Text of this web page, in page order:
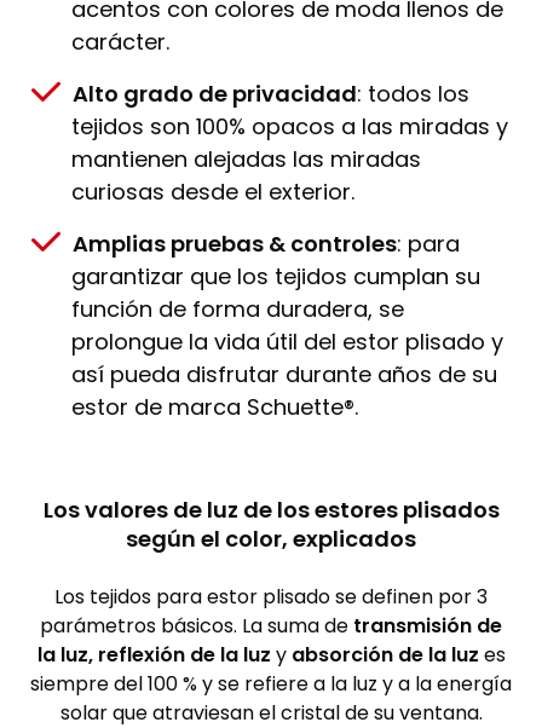
acentos con colores de moda llenos de
carácter.
Alto grado de privacidad: todos los
tejidos son 100% opacos a las miradas y
mantienen alejadas las miradas
curiosas desde el exterior.
Amplias pruebas & controles: para
garantizar que los tejidos cumplan su
función de forma duradera, se
prolongue la vida útil del estor plisado y
así pueda disfrutar durante años de su
estor de marca Schuette®.
Los valores de luz de los estores plisados
según el color, explicados
Los tejidos para estor plisado se definen por 3
parámetros básicos. La suma de transmisión de
la luz, reflexión de la luz y absorción de la luz es
siempre del 100 % y se refiere a la luz y a la energía
solar que atraviesan el cristal de su ventana.